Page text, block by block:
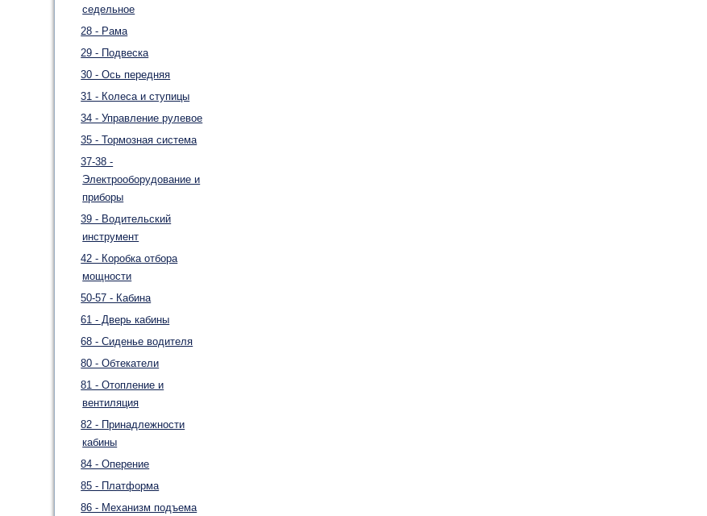
седельное
28 - Рама
29 - Подвеска
30 - Ось передняя
31 - Колеса и ступицы
34 - Управление рулевое
35 - Тормозная система
37-38 -
Электрооборудование и
приборы
39 - Водительский
инструмент
42 - Коробка отбора
мощности
50-57 - Кабина
61 - Дверь кабины
68 - Сиденье водителя
80 - Обтекатели
81 - Отопление и
вентиляция
82 - Принадлежности
кабины
84 - Оперение
85 - Платформа
86 - Механизм подъема